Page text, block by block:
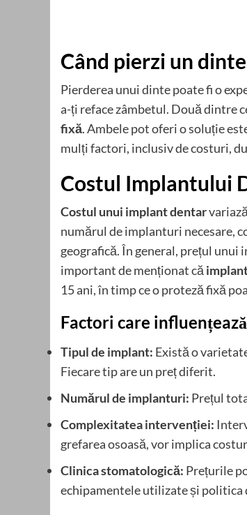
Când pierzi un
Pierderea unui dinte poate fi o
a-ți reface zâmbetul. Două dintre
fixă. Ambele pot oferi o soluție
mulți factori, inclusiv de costuri,
Costul Implantului
Costul unui implant dentar
numărul de implanturi necesare,
geografică. În general, prețul unui
important de menționat că
15 ani, în timp ce o proteză fixă
Factori care
Tipul de implant: Există o
Fiecare tip are un preț diferit.
Numărul de implanturi: Prețul
Complexitatea intervenției:
grefarea osoasă, vor implica
Clinica stomatologică: Prețurile
echipamentele utilizate și politica